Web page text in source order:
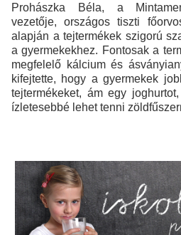
Prohászka Béla, a
vezetője, országos tiszti
alapján a tejtermékek szigorú
a gyermekekhez. Fontosak a
megfelelő kálcium és
kifejtette, hogy a gyermekek
tejtermékeket, ám egy
ízletesebbé lehet tenni